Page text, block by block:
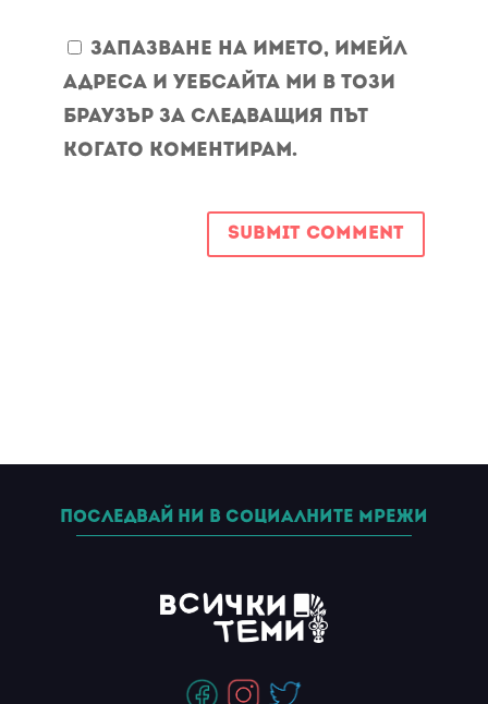
Запазване на името, имейл
адреса и уебсайта ми в този
браузър за следващия път
когато коментирам.
Последвай ни в социалните мрежи